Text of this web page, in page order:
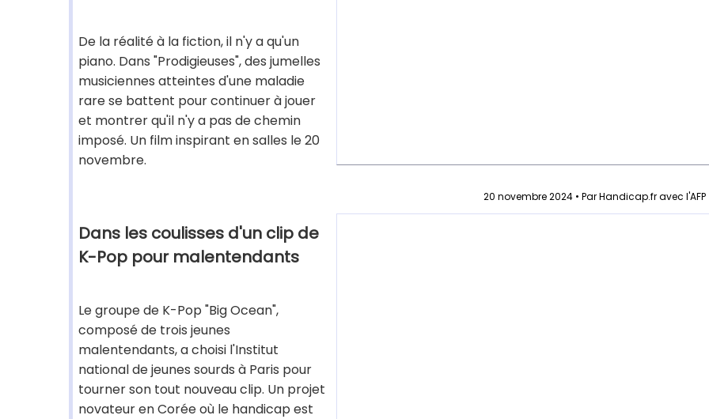
De la réalité à la fiction, il n'y a qu'un
piano. Dans "Prodigieuses", des jumelles
musiciennes atteintes d'une maladie
rare se battent pour continuer à jouer
et montrer qu'il n'y a pas de chemin
imposé. Un film inspirant en salles le 20
novembre.
20 novembre 2024 • Par Handicap.fr avec l'AFP
Dans les coulisses d'un clip de
K-Pop pour malentendants
Le groupe de K-Pop "Big Ocean",
composé de trois jeunes
malentendants, a choisi l'Institut
national de jeunes sourds à Paris pour
tourner son tout nouveau clip. Un projet
novateur en Corée où le handicap est